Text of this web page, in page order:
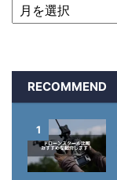
RECOMMEND
1